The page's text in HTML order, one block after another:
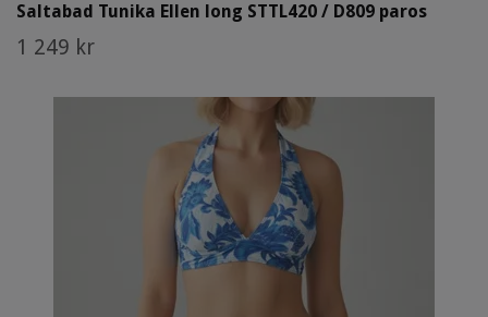
Saltabad Tunika Ellen long STTL420 / D809 paros
1 249 kr